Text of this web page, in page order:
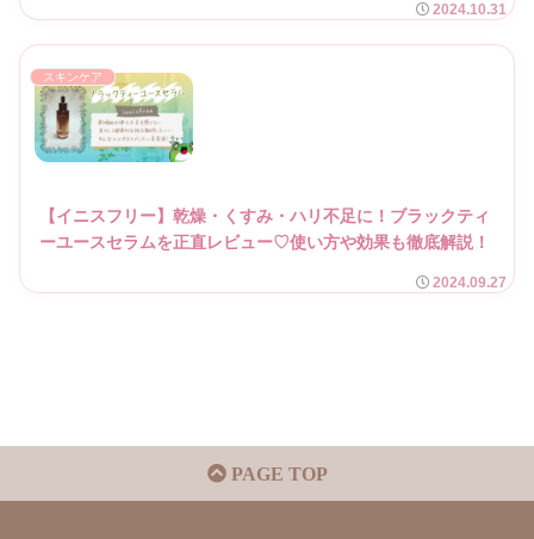
2024.10.31
スキンケア
【イニスフリー】乾燥・くすみ・ハリ不足に！ブラックティ
ーユースセラムを正直レビュー♡使い方や効果も徹底解説！
2024.09.27
PAGE TOP